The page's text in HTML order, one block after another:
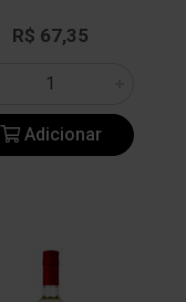
R$ 67,35
Adicionar